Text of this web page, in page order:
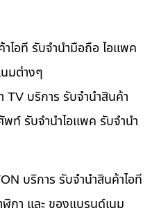
ไอที รับจำนำมือถือ ไอแพค
มต่างๆ
TV บริการ รับจำนำสินค้า
ท์ รับจำนำไอแพค รับจำนำ
บริการ รับจำนำสินค้าไอที
กา และ ของแบรนด์เนม